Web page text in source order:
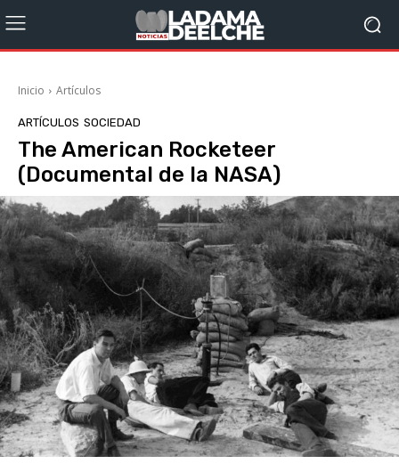
Inicio Artículos
ARTÍCULOS SOCIEDAD
The American Rocketeer
(Documental de la NASA)